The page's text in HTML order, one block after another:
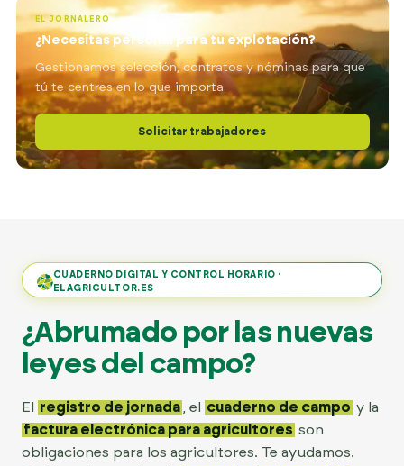
EL JORNALERO
¿Necesitas personal para tu explotación?
Gestionamos selección, contratos y nóminas para que
tú te centres en lo que importa.
Solicitar trabajadores
CUADERNO DIGITAL Y CONTROL HORARIO ·
ELAGRICULTOR.ES
¿Abrumado por las nuevas
leyes del campo?
El registro de jornada , el cuaderno de campo y la
factura electrónica para agricultores son
obligaciones para los agricultores. Te ayudamos.